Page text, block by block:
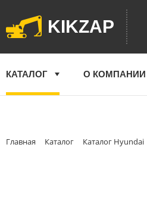
KIKZAP
КАТАЛОГ О КОМПАНИИ
Главная Каталог Каталог Hyundai